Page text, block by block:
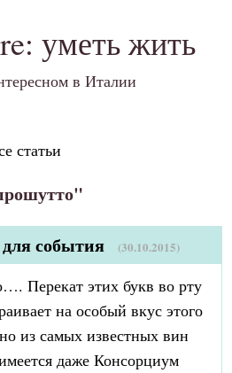
уметь жить
в Италии
статьи
события
(30.10.2015)
Перекат этих букв во рту
на особый вкус этого
из самых известных вин
даже Консорциум